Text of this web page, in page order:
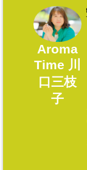
Aroma
Time 川
口三枝
子